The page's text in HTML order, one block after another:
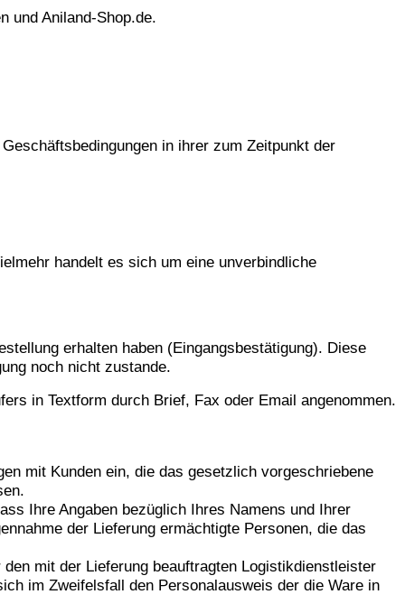
und Aniland-Shop.de.
in ihrer zum Zeitpunkt der
handelt es sich um eine unverbindliche
erhalten haben (Eingangsbestätigung). Diese
noch nicht zustande.
in Textform durch Brief, Fax oder Email angenommen.
mit Kunden ein, die das gesetzlich vorgeschriebene
Ihre Angaben bezüglich Ihres Namens und Ihrer
der Lieferung ermächtigte Personen, die das
mit der Lieferung beauftragten Logistikdienstleister
im Zweifelsfall den Personalausweis der die Ware in